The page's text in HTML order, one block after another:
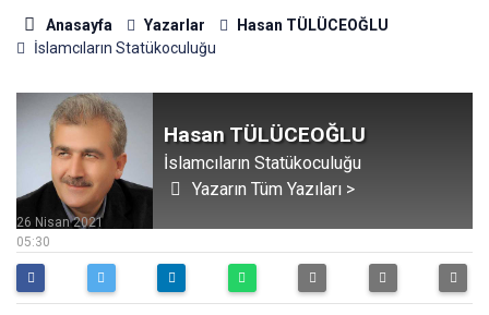
Anasayfa Yazarlar
Hasan TÜLÜCEOĞLU
İslamcıların Statükoculuğu
Hasan TÜLÜCEOĞLU
İslamcıların Statükoculuğu
Yazarın Tüm Yazıları >
05:30
26 Nisan 2021